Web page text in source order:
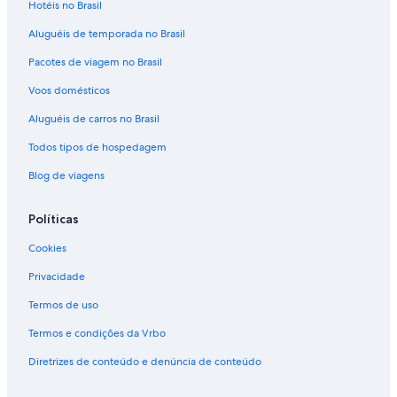
Hotéis no Brasil
Aluguéis de temporada no Brasil
Pacotes de viagem no Brasil
Voos domésticos
Aluguéis de carros no Brasil
Todos tipos de hospedagem
Blog de viagens
Políticas
Cookies
Privacidade
Termos de uso
Termos e condições da Vrbo
Diretrizes de conteúdo e denúncia de conteúdo